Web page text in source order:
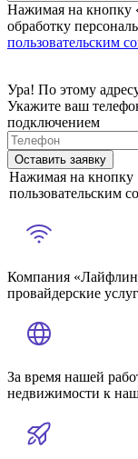
Нажимая на кнопку
обработку
пользовательским
Ура! По этому
Укажите ваш
подключением
Оставить заявку
Нажимая на кнопку
пользовательским
Компания
провайдерские
За время нашей
недвижимости к